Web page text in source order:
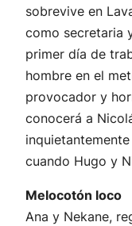
sobrevive en
como secretaria
primer día de
hombre en el
provocador y
conocerá a
cuando Hugo y
Melocotón loco
Ana y Nekane,